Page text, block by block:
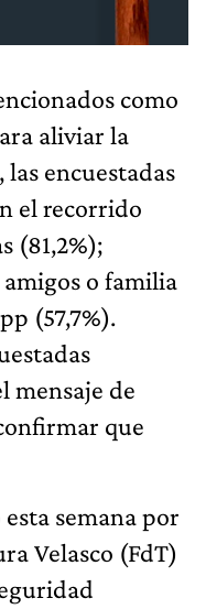
como
aliviar la
encuestadas
el recorrido
(81,2%);
o familia
(57,7%).
mensaje de
que
semana por
Velasco (FdT)